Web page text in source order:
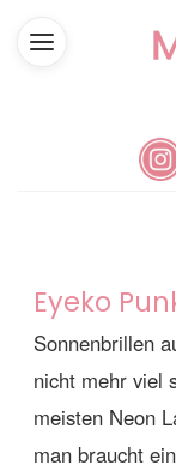
Eyeko
Sonnenbrillen
nicht mehr viel
meisten Neon
man braucht